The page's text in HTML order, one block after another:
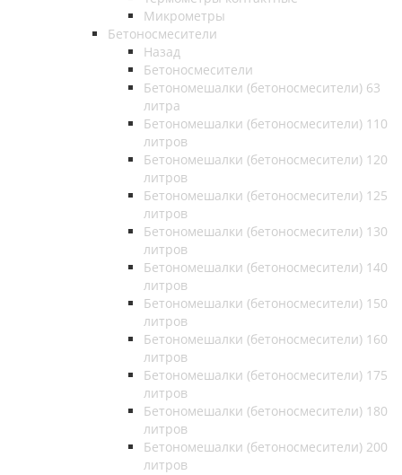
Микрометры
Бетоносмесители
Назад
Бетоносмесители
Бетономешалки (бетоносмесители) 63
литра
Бетономешалки (бетоносмесители) 110
литров
Бетономешалки (бетоносмесители) 120
литров
Бетономешалки (бетоносмесители) 125
литров
Бетономешалки (бетоносмесители) 130
литров
Бетономешалки (бетоносмесители) 140
литров
Бетономешалки (бетоносмесители) 150
литров
Бетономешалки (бетоносмесители) 160
литров
Бетономешалки (бетоносмесители) 175
литров
Бетономешалки (бетоносмесители) 180
литров
Бетономешалки (бетоносмесители) 200
литров